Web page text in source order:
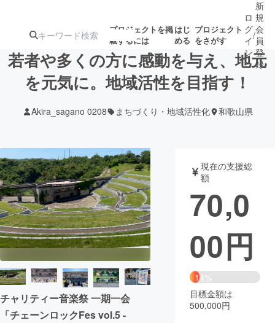
プロジェクトを掲
載するには
はじ
める
プロジェクト
をさがす
ジェクト
ターン
ジェクト
募集終了が近いプ
ロジェクト
もうすぐ公開
されます
アート・写真 音楽
テクノロジー・ガジェット ゲーム・
映像・映画 書籍・雑誌
ビジネス・起業 チャレンジ
まちづくり・地域活性化
ロ
グ
イ
ン
/
新
規
会
員
登
録
若者や多くの方に感動を与え、地元
を元気に。地域活性を目指す！
Akira_sagano 0208 まちづくり・地域活性化 和歌山県
チャリティー音楽祭 一期一会
「チェーンロックFes vol.5 -
現在の支援総
額
70,0
00円
14%
目標金額は
500,000円